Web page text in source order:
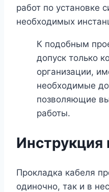
работ по установке
необходимых
К подобным
допуск только
организации,
необходимые
позволяющие
работы.
Прокладка кабеля
одиночно, так и в